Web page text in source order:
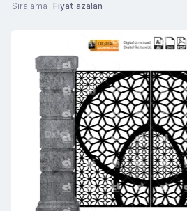
Sıralama Fiyat azalan